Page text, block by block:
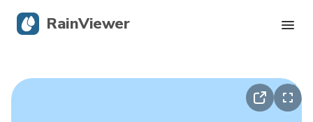
RainViewer